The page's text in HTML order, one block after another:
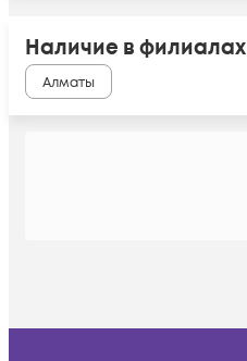
Наличие в филиалах
Алматы